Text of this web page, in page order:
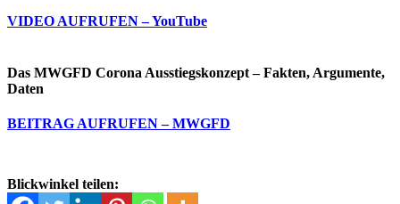
VIDEO AUFRUFEN – YouTube
Das MWGFD Corona Ausstiegskonzept – Fakten, Argumente,
Daten
BEITRAG AUFRUFEN – MWGFD
Blickwinkel teilen: